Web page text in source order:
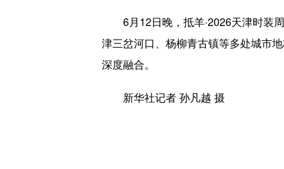
6月12日晚，抵羊·2026天津时装周
津三岔河口、杨柳青古镇等多处城市
深度融合。
新华社记者 孙凡越 摄